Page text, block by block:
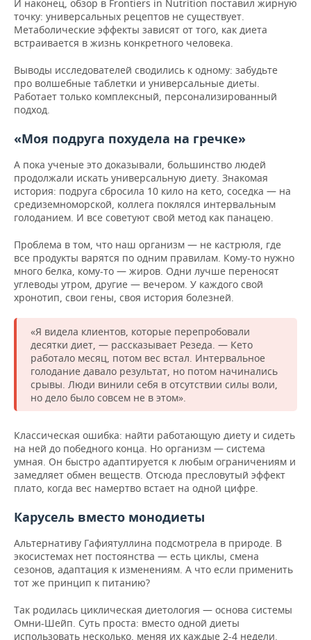
И наконец, обзор в Frontiers in Nutrition поставил жирную
точку: универсальных рецептов не существует.
Метаболические эффекты зависят от того, как диета
встраивается в жизнь конкретного человека.
Выводы исследователей сводились к одному: забудьте
про волшебные таблетки и универсальные диеты.
Работает только комплексный, персонализированный
подход.
«Моя подруга похудела на гречке»
А пока ученые это доказывали, большинство людей
продолжали искать универсальную диету. Знакомая
история: подруга сбросила 10 кило на кето, соседка — на
средиземноморской, коллега поклялся интервальным
голоданием. И все советуют свой метод как панацею.
Проблема в том, что наш организм — не кастрюля, где
все продукты варятся по одним правилам. Кому-то нужно
много белка, кому-то — жиров. Одни лучше переносят
углеводы утром, другие — вечером. У каждого свой
хронотип, свои гены, своя история болезней.
«Я видела клиентов, которые перепробовали
десятки диет, — рассказывает Резеда. — Кето
работало месяц, потом вес встал. Интервальное
голодание давало результат, но потом начинались
срывы. Люди винили себя в отсутствии силы воли,
но дело было совсем не в этом».
Классическая ошибка: найти работающую диету и сидеть
на ней до победного конца. Но организм — система
умная. Он быстро адаптируется к любым ограничениям и
замедляет обмен веществ. Отсюда пресловутый эффект
плато, когда вес намертво встает на одной цифре.
Карусель вместо монодиеты
Альтернативу Гафиятуллина подсмотрела в природе. В
экосистемах нет постоянства — есть циклы, смена
сезонов, адаптация к изменениям. А что если применить
тот же принцип к питанию?
Так родилась циклическая диетология — основа системы
Омни-Шейп. Суть проста: вместо одной диеты
использовать несколько, меняя их каждые 2-4 недели.